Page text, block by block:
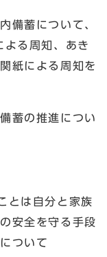
備蓄について、
る周知、あき
紙による周知を
蓄の推進につい
とは自分と家族
安全を守る手段
ついて